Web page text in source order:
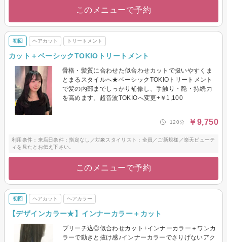
このメニューで予約
初回 ヘアカット トリートメント
カット＋ベーシックTOKIOトリートメント
骨格・髪質に合わせた似合わせカットで扱いやすくま
とまるスタイルへ★ベーシックTOKIOトリートメント
で髪の内部までしっかり補修し、手触り・艶・持続力
を高めます。超音波TOKIOへ変更+￥1,100
120分 ￥9,750
利用条件：来店日条件：指定なし／対象スタイリスト：全員／ご新規様／楽天ビューテ
ィを見たとお伝え下さい。
このメニューで予約
初回 ヘアカット ヘアカラー
【デザインカラー★】インナーカラー＋カット
ブリーチ込◎似合わせカット+インナーカラー＋ワンカ
ラーで動きと抜け感♪インナーカラーでさりげないアク